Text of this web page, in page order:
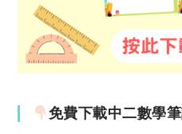
免費下載中二數學筆